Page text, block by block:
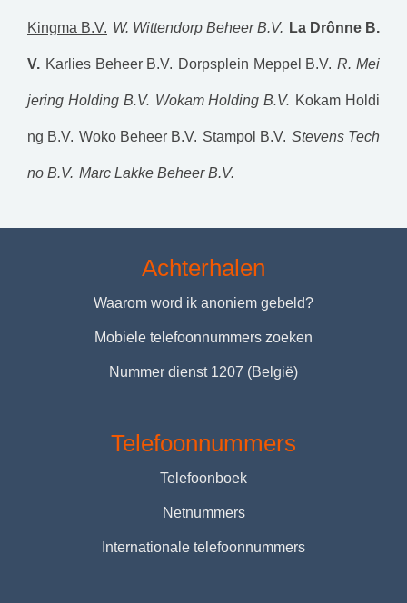
Kingma B.V. W. Wittendorp Beheer B.V. La Drônne B.
V. Karlies Beheer B.V. Dorpsplein Meppel B.V. R. Mei
jering Holding B.V. Wokam Holding B.V. Kokam Holdi
ng B.V. Woko Beheer B.V. Stampol B.V. Stevens Tech
no B.V. Marc Lakke Beheer B.V.
Achterhalen
Waarom word ik anoniem gebeld?
Mobiele telefoonnummers zoeken
Nummer dienst 1207 (België)
Telefoonnummers
Telefoonboek
Netnummers
Internationale telefoonnummers